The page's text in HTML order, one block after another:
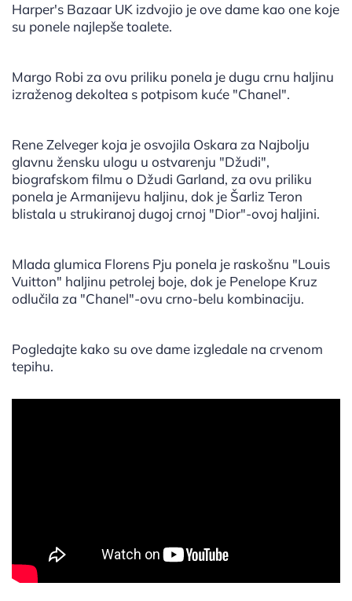
Harper's Bazaar UK izdvojio je ove dame kao one koje
su ponele najlepše toalete.
Margo Robi za ovu priliku ponela je dugu crnu haljinu
izraženog dekoltea s potpisom kuće "Chanel".
Rene Zelveger koja je osvojila Oskara za Najbolju
glavnu žensku ulogu u ostvarenju "Džudi",
biografskom filmu o Džudi Garland, za ovu priliku
ponela je Armanijevu haljinu, dok je Šarliz Teron
blistala u strukiranoj dugoj crnoj "Dior"-ovoj haljini.
Mlada glumica Florens Pju ponela je raskošnu "Louis
Vuitton" haljinu petrolej boje, dok je Penelope Kruz
odlučila za "Chanel"-ovu crno-belu kombinaciju.
Pogledajte kako su ove dame izgledale na crvenom
tepihu.